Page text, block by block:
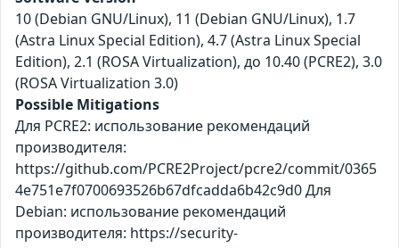
10 (Debian GNU/Linux), 11 (Debian GNU/Linux), 1.7
(Astra Linux Special Edition), 4.7 (Astra Linux Special
Edition), 2.1 (ROSA Virtualization), до 10.40 (PCRE2), 3.0
(ROSA Virtualization 3.0)
Possible Mitigations
Для PCRE2: использование рекомендаций
производителя:
https://github.com/PCRE2Project/pcre2/commit/0365
4e751e7f0700693526b67dfcadda6b42c9d0 Для
Debian: использование рекомендаций
производителя: https://security-